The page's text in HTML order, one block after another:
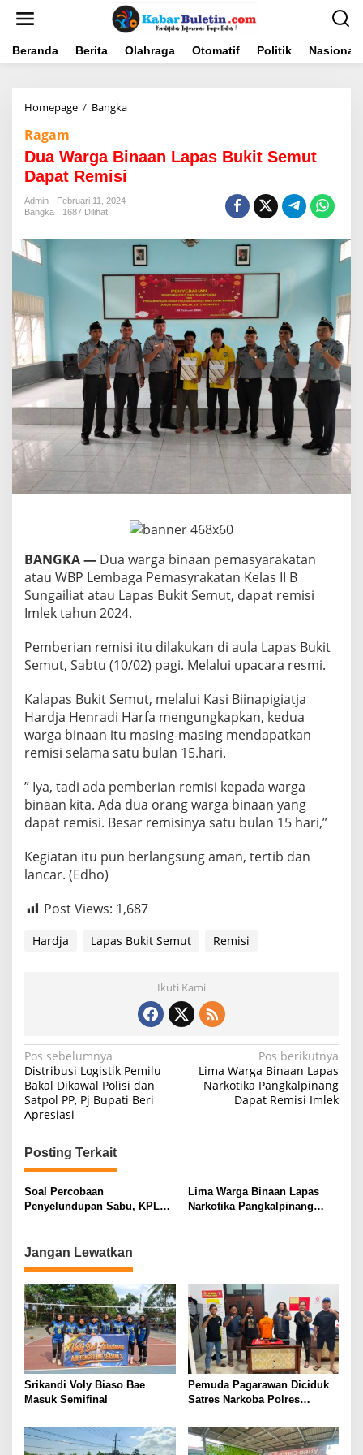
t
Beranda Berita Olahraga Otomatif Politik Nasional
Homepage / Bangka
W
a
i
n
a
a
p
a
s
u
k
i
t
S
D
p
a
t
R
e
i
s
Ragam
Dua Warga Binaan Lapas Bukit Semut
Dapat Remisi
Admin
Februari 11, 2024
Bangka
1687 Dilihat
BANGKA — Dua warga binaan pemasyarakatan
atau WBP Lembaga Pemasyrakatan Kelas II B
Sungailiat atau Lapas Bukit Semut, dapat remisi
Imlek tahun 2024.
Pemberian remisi itu dilakukan di aula Lapas Bukit
Semut, Sabtu (10/02) pagi. Melalui upacara resmi.
Kalapas Bukit Semut, melalui Kasi Biinapigiatja
Hardja Henradi Harfa mengungkapkan, kedua
warga binaan itu masing-masing mendapatkan
remisi selama satu bulan 15.hari.
” Iya, tadi ada pemberian remisi kepada warga
binaan kita. Ada dua orang warga binaan yang
dapat remisi. Besar remisinya satu bulan 15 hari,”
Kegiatan itu pun berlangsung aman, tertib dan
lancar. (Edho)
Post Views: 1,687
Hardja Lapas Bukit Semut Remisi
Ikuti Kami
N
a
v
g
a
s
p
o
s
Pos sebelumnya
Distribusi Logistik Pemilu
Bakal Dikawal Polisi dan
Satpol PP, Pj Bupati Beri
Apresiasi
Pos berikutnya
Lima Warga Binaan Lapas
Narkotika Pangkalpinang
Dapat Remisi Imlek
Posting Terkait
Soal Percobaan
Penyelundupan Sabu, KPLP
Lima Warga Binaan Lapas
Narkotika Pangkalpinang
Jangan Lewatkan
Srikandi Voly Biaso Bae
Masuk Semifinal
Pemuda Pagarawan Diciduk
Satres Narkoba Polres